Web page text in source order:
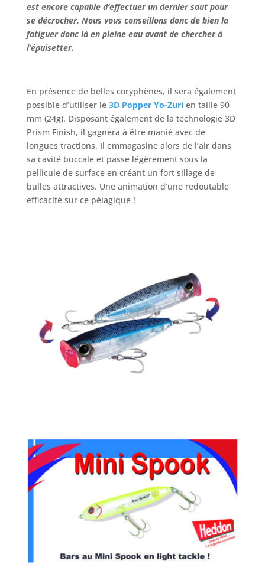
est encore capable d’effectuer un dernier saut pour
se décrocher. Nous vous conseillons donc de bien la
fatiguer donc là en pleine eau avant de chercher à
l’épuisetter.
En présence de belles coryphènes, il sera également
possible d’utiliser le 3D Popper Yo-Zuri en taille 90
mm (24g). Disposant également de la technologie 3D
Prism Finish, il gagnera à être manié avec de
longues tractions. Il emmagasine alors de l’air dans
sa cavité buccale et passe légèrement sous la
pellicule de surface en créant un fort sillage de
bulles attractives. Une animation d’une redoutable
efficacité sur ce pélagique !